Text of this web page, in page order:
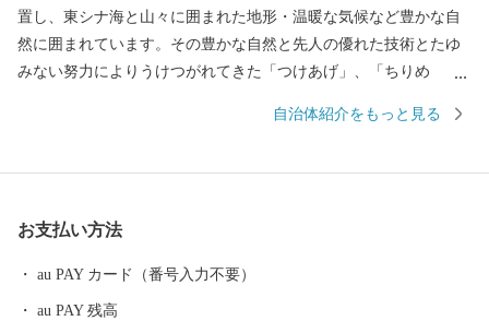
置し、東シナ海と山々に囲まれた地形・温暖な気候など豊かな自
然に囲まれています。その豊かな自然と先人の優れた技術とたゆ
みない努力によりうけつがれてきた「つけあげ」、「ちりめ
などの特産品に恵まれ、「食」の豊かなまちとして発展してきて
自治体紹介をもっと見る
お支払い方法
au PAY カード（番号入力不要）
au PAY 残高